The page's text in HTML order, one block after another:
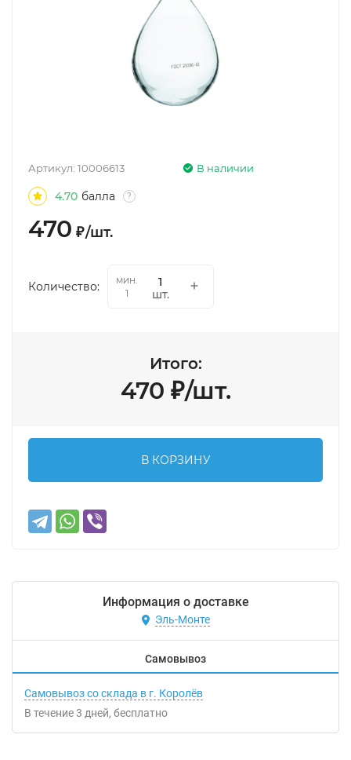
В наличии
Артикул: 10006613
4.70 балла ?
470 ₽/шт.
Количество:
мин.
1
шт.
Итого:
470 ₽/шт.
В КОРЗИНУ
Информация о доставке
Эль-Монте
Самовывоз
Самовывоз со склада в г. Королёв
В течение3 дней Бесплатно